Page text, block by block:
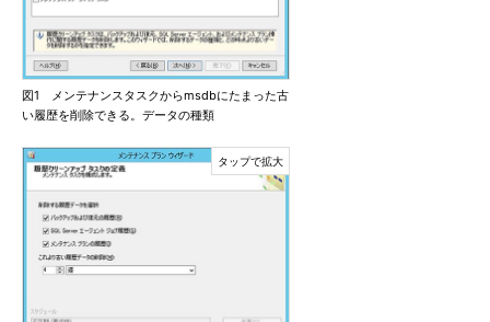
図1 メンテナンスタスクからmsdbにたまった古
い履歴を削除できる。データの種類